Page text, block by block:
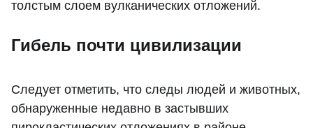
толстым слоем вулканических отложений.
Гибель почти цивилизации
Следует отметить, что следы людей и животных,
обнаруженные недавно в застывших